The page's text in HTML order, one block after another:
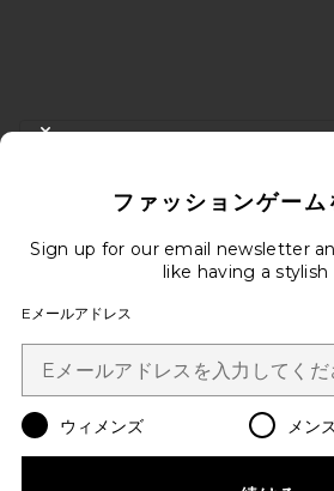
FOOTER
メールを送信することにより、当社のニュー
Email Address
Change
ja USD
ファッションゲー
Sign up for our email newsletter
like having a stylish
Eメールアドレス
ウィメンズ メン